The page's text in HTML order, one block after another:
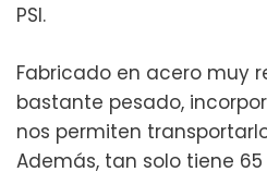
PSI.
Fabricado en acero muy
bastante pesado,
nos permiten
Además, tan solo tiene